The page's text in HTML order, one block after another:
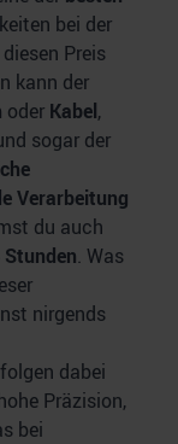
bei der
Preis
kann der
oder Kabel,
sogar der
Verarbeitung
du auch
Stunden. Was
nirgends
dabei
Präzision,
bei